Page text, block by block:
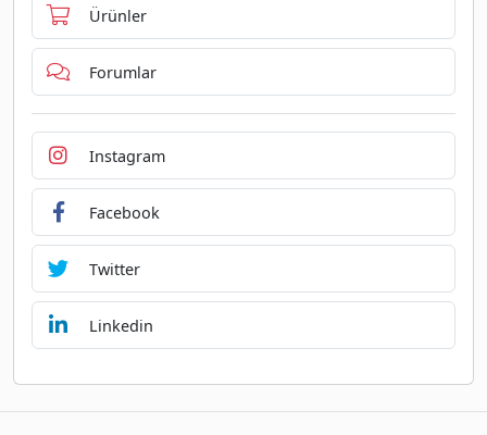
Ürünler
Forumlar
Instagram
Facebook
Twitter
Linkedin